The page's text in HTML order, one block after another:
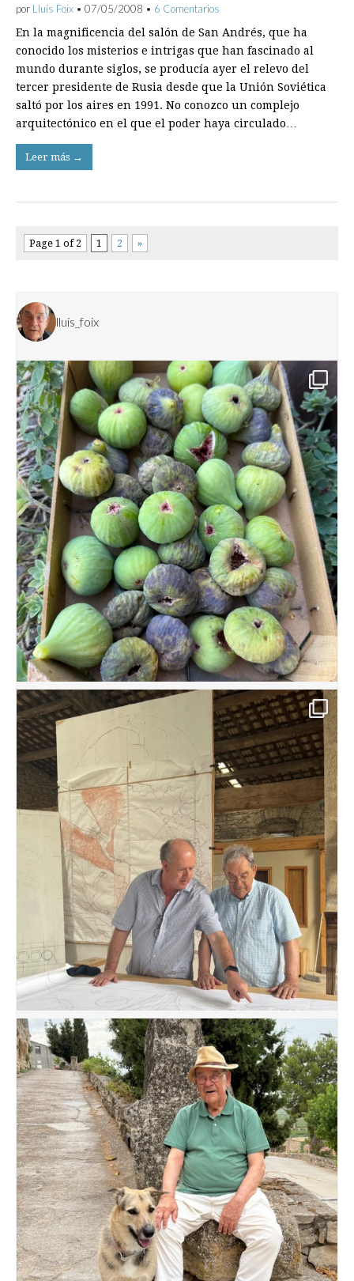
por Lluís Foix • 07/05/2008 • 6 Comentarios
En la magnificencia del salón de San Andrés, que ha
conocido los misterios e intrigas que han fascinado al
mundo durante siglos, se producía ayer el relevo del
tercer presidente de Rusia desde que la Unión Soviética
saltó por los aires en 1991. No conozco un complejo
arquitectónico en el que el poder haya circulado…
Leer más →
Page 1 of 2 1 2 »
lluis_foix